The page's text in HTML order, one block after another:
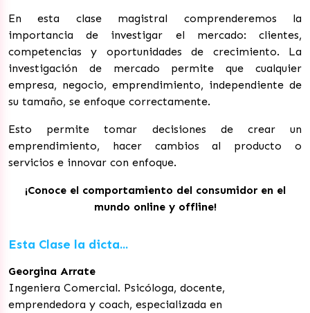
En esta clase magistral comprenderemos la
importancia de investigar el mercado: clientes,
competencias y oportunidades de crecimiento. La
investigación de mercado permite que cualquier
empresa, negocio, emprendimiento, independiente de
su tamaño, se enfoque correctamente.
Esto permite tomar decisiones de crear un
emprendimiento, hacer cambios al producto o
servicios e innovar con enfoque.
¡Conoce el comportamiento del consumidor en el
mundo online y offline!
Esta Clase la dicta...
Georgina Arrate
Ingeniera Comercial. Psicóloga, docente,
emprendedora y coach, especializada en